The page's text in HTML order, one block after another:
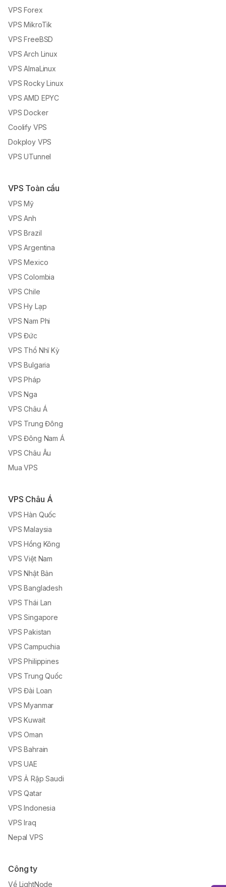
VPS Forex
VPS MikroTik
VPS FreeBSD
VPS Arch Linux
VPS AlmaLinux
VPS Rocky Linux
VPS AMD EPYC
VPS Docker
Coolify VPS
Dokploy VPS
VPS UTunnel
VPS Toàn cầu
VPS Mỹ
VPS Anh
VPS Brazil
VPS Argentina
VPS Mexico
VPS Colombia
VPS Chile
VPS Hy Lạp
VPS Nam Phi
VPS Đức
VPS Thổ Nhĩ Kỳ
VPS Bulgaria
VPS Pháp
VPS Nga
VPS Châu Á
VPS Trung Đông
VPS Đông Nam Á
VPS Châu Âu
Mua VPS
VPS Châu Á
VPS Hàn Quốc
VPS Malaysia
VPS Hồng Kông
VPS Việt Nam
VPS Nhật Bản
VPS Bangladesh
VPS Thái Lan
VPS Singapore
VPS Pakistan
VPS Campuchia
VPS Philippines
VPS Trung Quốc
VPS Đài Loan
VPS Myanmar
VPS Kuwait
VPS Oman
VPS Bahrain
VPS UAE
VPS Ả Rập Saudi
VPS Qatar
VPS Indonesia
VPS Iraq
Nepal VPS
Công ty
Về LightNode